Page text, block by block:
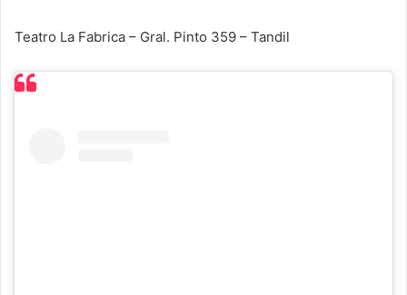
Teatro La Fabrica – Gral. Pinto 359 – Tandil